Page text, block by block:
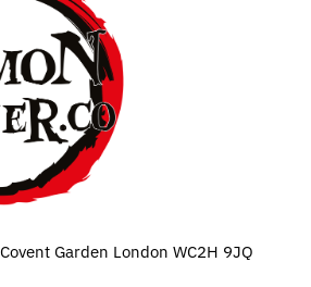
Garden London WC2H 9JQ